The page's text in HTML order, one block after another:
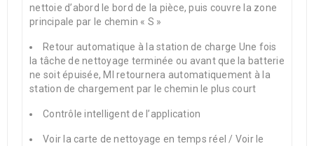
nettoie d’abord le bord de la pièce, puis couvre la zone
principale par le chemin « S »
Retour automatique à la station de charge Une fois
la tâche de nettoyage terminée ou avant que la batterie
ne soit épuisée, MI retournera automatiquement à la
station de chargement par le chemin le plus court
Contrôle intelligent de l’application
Voir la carte de nettoyage en temps réel / Voir le